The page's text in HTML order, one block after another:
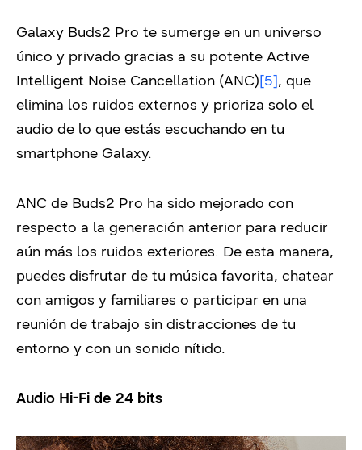
Galaxy Buds2 Pro te sumerge en un universo
único y privado gracias a su potente Active
Intelligent Noise Cancellation (ANC)[5], que
elimina los ruidos externos y prioriza solo el
audio de lo que estás escuchando en tu
smartphone Galaxy.
ANC de Buds2 Pro ha sido mejorado con
respecto a la generación anterior para reducir
aún más los ruidos exteriores. De esta manera,
puedes disfrutar de tu música favorita, chatear
con amigos y familiares o participar en una
reunión de trabajo sin distracciones de tu
entorno y con un sonido nítido.
Audio Hi-Fi de 24 bits